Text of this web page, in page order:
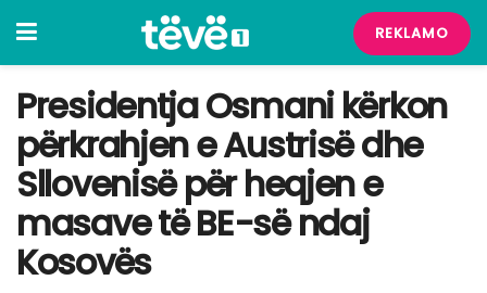
REKLAMO
Presidentja Osmani kërkon
përkrahjen e Austrisë dhe
Sllovenisë për heqjen e
masave të BE-së ndaj
Kosovës